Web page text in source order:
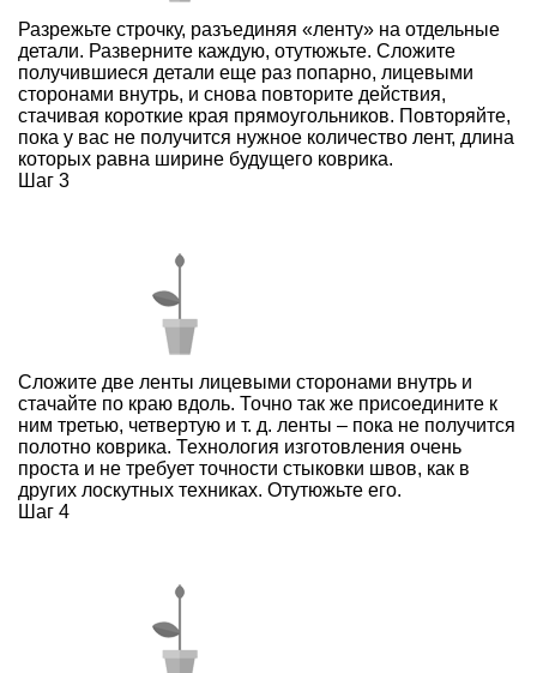
Разрежьте строчку, разъединяя «ленту» на отдельные
детали. Разверните каждую, отутюжьте. Сложите
получившиеся детали еще раз попарно, лицевыми
сторонами внутрь, и снова повторите действия,
стачивая короткие края прямоугольников. Повторяйте,
пока у вас не получится нужное количество лент, длина
которых равна ширине будущего коврика.
Шаг 3
Сложите две ленты лицевыми сторонами внутрь и
стачайте по краю вдоль. Точно так же присоедините к
ним третью, четвертую и т. д. ленты – пока не получится
полотно коврика. Технология изготовления очень
проста и не требует точности стыковки швов, как в
других лоскутных техниках. Отутюжьте его.
Шаг 4